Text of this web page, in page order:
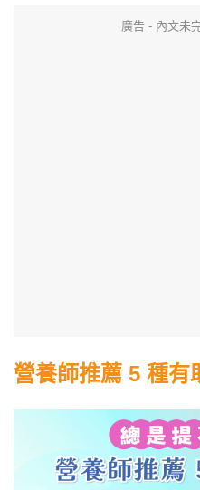
廣告 - 內文未
營養師推薦 5 種有